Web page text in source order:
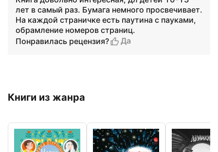
лет в самый раз. Бумага немного просвечивает.
На каждой страничке есть паутина с пауками,
обрамление номеров страниц.
Понравилась рецензия?
Да
Книги из жанра